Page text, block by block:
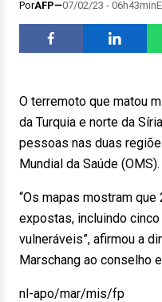
PorAFP 07/02/23 - 06h43min
O terremoto que matou
da Turquia e norte da
pessoas nas duas
Mundial da Saúde (OMS).
“Os mapas mostram
expostas, incluindo
vulneráveis”, afirmou a
Marschang ao conselho
nl-apo/mar/mis/fp